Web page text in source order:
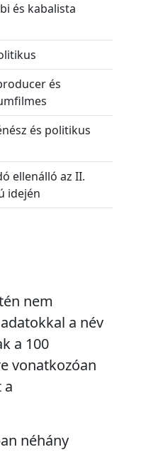
és kabalista
és
és politikus
ellenálló az II.
idején
nem
a név
a 100
vonatkozóan
a
néhány